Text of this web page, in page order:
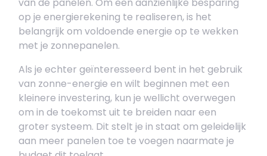
op je energierekening te realiseren, is het
belangrijk om voldoende energie op te wekken
met je zonnepanelen.
Als je echter geïnteresseerd bent in het gebruik
van zonne-energie en wilt beginnen met een
kleinere investering, kun je wellicht overwegen
om in de toekomst uit te breiden naar een
groter systeem. Dit stelt je in staat om geleidelijk
aan meer panelen toe te voegen naarmate je